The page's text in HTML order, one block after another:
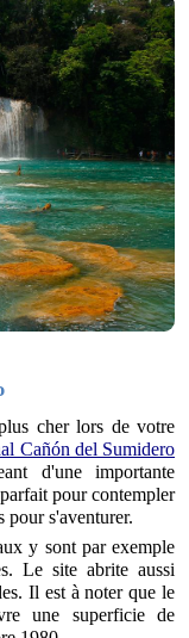
cher lors de votre
Cañón del Sumidero
d'une importante
pour contempler
pour s'aventurer.
y sont par exemple
Le site abrite aussi
Il est à noter que le
une superficie de